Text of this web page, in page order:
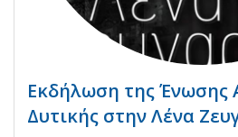
Εκδήλωση της Ένωσης
Δυτικής στην Λένα